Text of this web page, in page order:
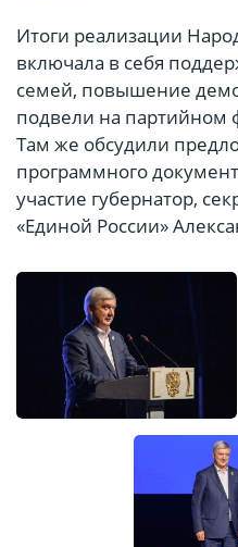
Итоги реализации
включала в себя
семей, повышение
подвели на партийном
Там же обсудили
программного
участие губернатор,
«Единой России»